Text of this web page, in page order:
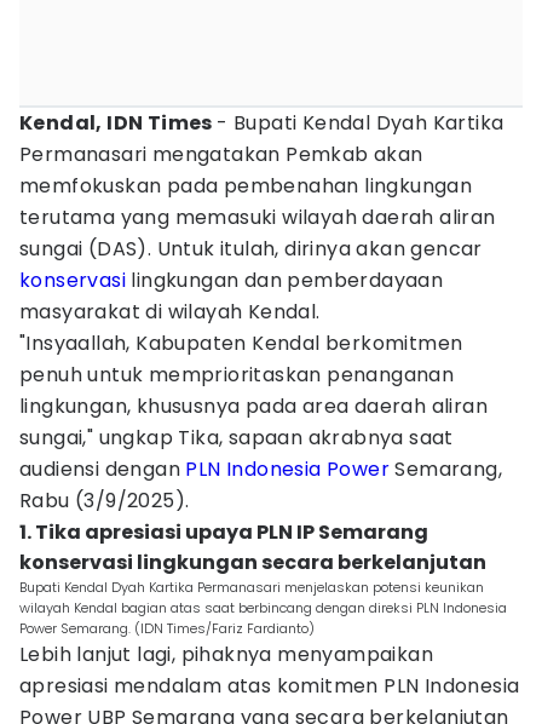
Kendal, IDN Times - Bupati Kendal Dyah Kartika
Permanasari mengatakan Pemkab akan
memfokuskan pada pembenahan lingkungan
terutama yang memasuki wilayah daerah aliran
sungai (DAS). Untuk itulah, dirinya akan gencar
konservasi lingkungan dan pemberdayaan
masyarakat di wilayah Kendal.
"Insyaallah, Kabupaten Kendal berkomitmen
penuh untuk memprioritaskan penanganan
lingkungan, khususnya pada area daerah aliran
sungai," ungkap Tika, sapaan akrabnya saat
audiensi dengan PLN Indonesia PowerSemarang,
Rabu (3/9/2025).
1. Tika apresiasi upaya PLN IP Semarang
konservasi lingkungan secara berkelanjutan
Bupati Kendal Dyah Kartika Permanasari menjelaskan potensi keunikan
wilayah Kendal bagian atas saat berbincang dengan direksi PLN Indonesia
Power Semarang. (IDN Times/Fariz Fardianto)
Lebih lanjut lagi, pihaknya menyampaikan
apresiasi mendalam atas komitmen PLN Indonesia
Power UBP Semarang yang secara berkelanjutan